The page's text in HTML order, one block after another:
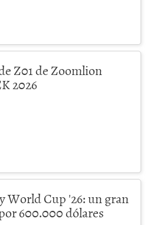
Z01 de Zoomlion
2026
World Cup '26: un gran
600.000 dólares